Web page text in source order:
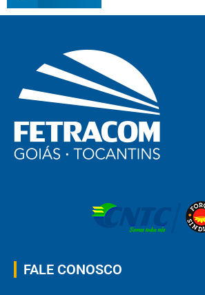
FALE CONOSCO